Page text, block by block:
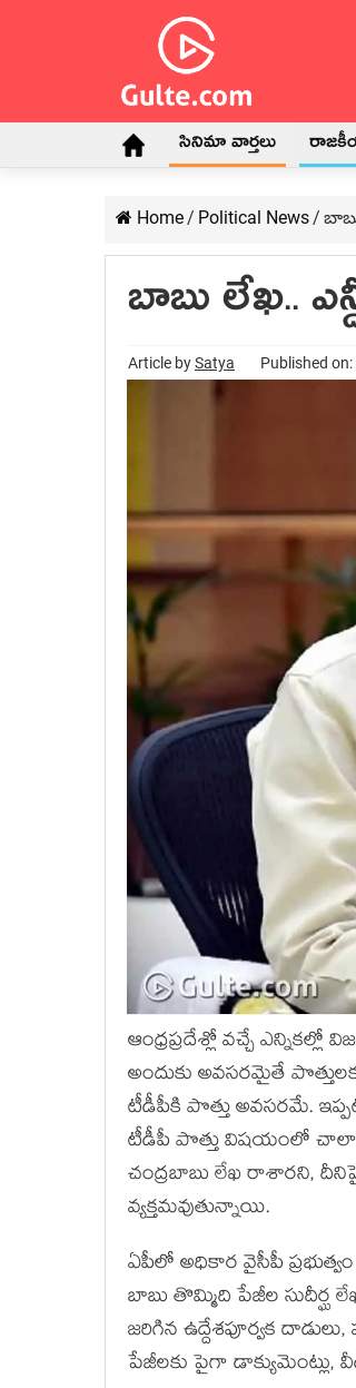
సినిమా వార్తలు
Home/ Political News/
బాబు లేఖ..
Article bySatya Published
ఆంధ్రప్రదేశ్లో వచ్చే
అందుకు అవసరమైతే
టీడీపీకి పొత్తు అవసరమే.
టీడీపీ పొత్తు విషయంలో చాలా
చంద్రబాబు లేఖ రాశారని,
వ్యక్తమవుతున్నాయి.
ఏపీలో అధికార వైసీపీ ప్రభుత్వం
బాబు తొమ్మిది పేజీల సుదీర్ఘ
జరిగిన ఉద్దేశపూర్వక
పేజీలకు పైగా